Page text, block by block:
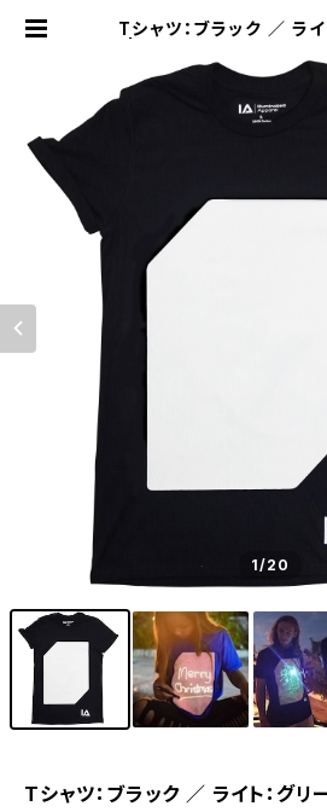
Tシャツ：ブラック ／ ライ
1/20
Tシャツ：ブラック ／ ライト：グリ